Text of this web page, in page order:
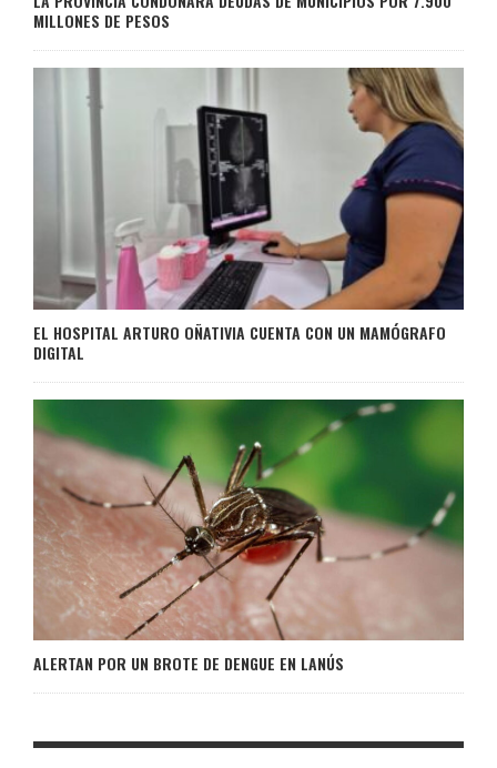
MILLONES DE PESOS
EL HOSPITAL ARTURO OÑATIVIA CUENTA CON UN MAMÓGRAFO
DIGITAL
ALERTAN POR UN BROTE DE DENGUE EN LANÚS